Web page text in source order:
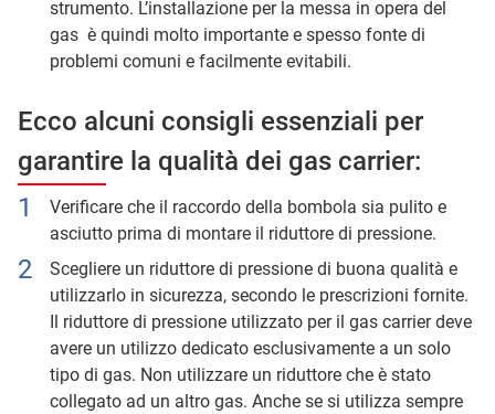
strumento. L’installazione per la messa in opera del
gas è quindi molto importante e spesso fonte di
problemi comuni e facilmente evitabili.
Ecco alcuni consigli essenziali per
garantire la qualità dei gas carrier:
Verificare che il raccordo della bombola sia pulito e
asciutto prima di montare il riduttore di pressione.
Scegliere un riduttore di pressione di buona qualità e
utilizzarlo in sicurezza, secondo le prescrizioni fornite.
Il riduttore di pressione utilizzato per il gas carrier deve
avere un utilizzo dedicato esclusivamente a un solo
tipo di gas. Non utilizzare un riduttore che è stato
collegato ad un altro gas. Anche se si utilizza sempre